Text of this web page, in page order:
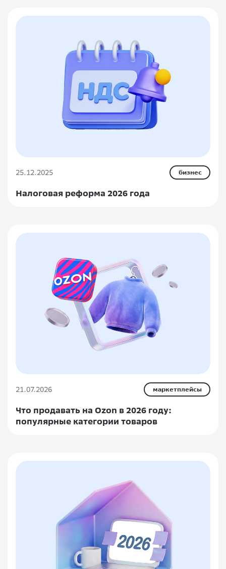
25.12.2025 бизнес
Налоговая реформа 2026 года
21.07.2026 маркетплейсы
Что продавать на Ozon в 2026 году:
популярные категории товаров